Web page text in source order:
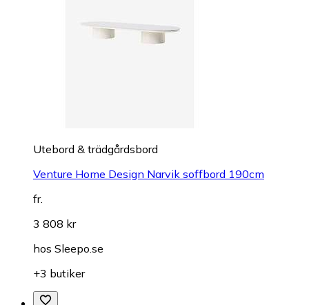
Utebord & trädgårdsbord
Venture Home Design Narvik soffbord 190cm
fr.
3 808 kr
hos Sleepo.se
+3 butiker